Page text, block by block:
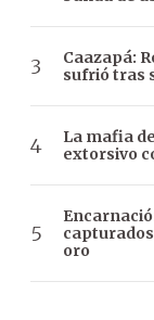
Caazapá:
sufrió tras
La mafia
extorsivo
oro